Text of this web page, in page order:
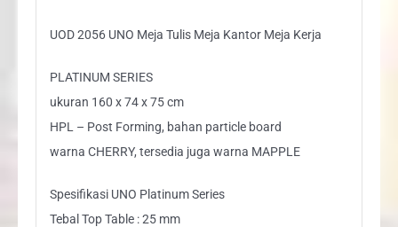
UOD 2056 UNO Meja Tulis Meja Kantor Meja Kerja
PLATINUM SERIES
ukuran 160 x 74 x 75 cm
HPL – Post Forming, bahan particle board
warna CHERRY, tersedia juga warna MAPPLE
Spesifikasi UNO Platinum Series
Tebal Top Table : 25 mm